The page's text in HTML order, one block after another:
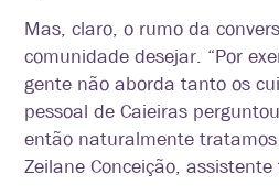
Mas, claro, o rumo da
comunidade desejar. “Por
gente não aborda tanto os
pessoal de Caieiras
então naturalmente
Zeilane Conceição,